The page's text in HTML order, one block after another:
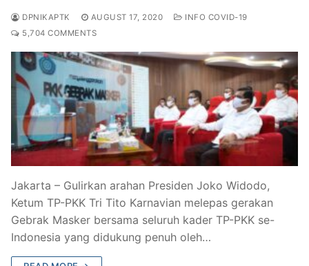
DPNIKAPTK AUGUST 17, 2020
INFO COVID-19
5,704 COMMENTS
Jakarta – Gulirkan arahan Presiden Joko Widodo,
Ketum TP-PKK Tri Tito Karnavian melepas gerakan
Gebrak Masker bersama seluruh kader TP-PKK se-
Indonesia yang didukung penuh oleh…